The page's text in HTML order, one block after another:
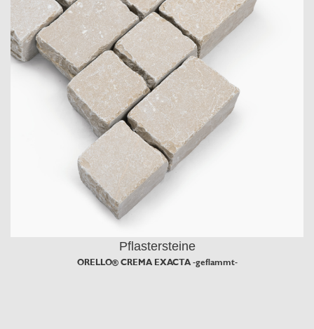
Pflastersteine
ORELLO® CREMA EXACTA -geflammt-